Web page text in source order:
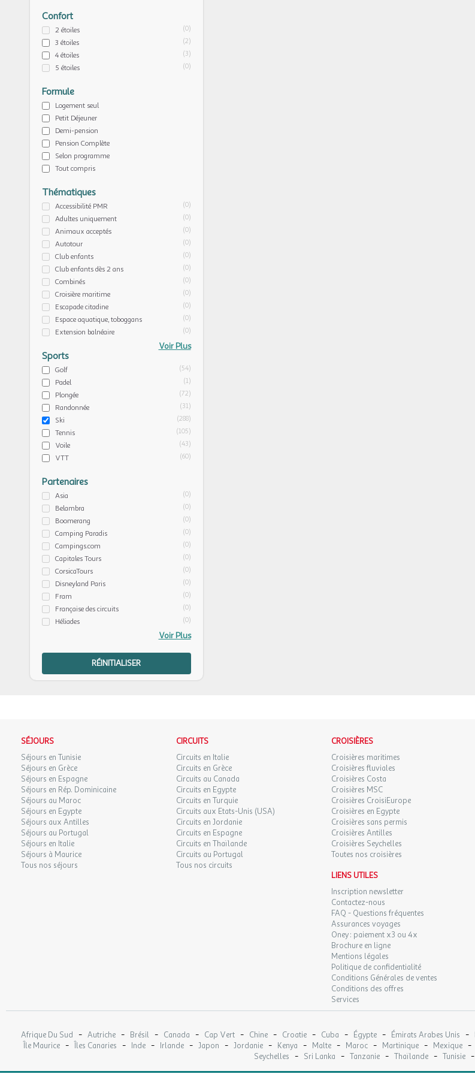
Confort
2 étoiles (0)
3 étoiles (2)
4 étoiles (3)
5 étoiles (0)
Formule
Logement seul
Petit Déjeuner
Demi-pension
Pension Complète
Selon programme
Tout compris
Thématiques
Accessibilité PMR (0)
Adultes uniquement (0)
Animaux acceptés (0)
Autotour (0)
Club enfants (0)
Club enfants dès 2 ans (0)
Combinés (0)
Croisière maritime (0)
Escapade citadine (0)
Espace aquatique, toboggans (0)
Extension balnéaire (0)
Voir Plus
Sports
Golf (54)
Padel (1)
Plongée (72)
Randonnée (31)
Ski (288)
Tennis (105)
Voile (43)
VTT (60)
Partenaires
Asia (0)
Belambra (0)
Boomerang (0)
Camping Paradis (0)
Campings.com (0)
Capitales Tours (0)
CorsicaTours (0)
Disneyland Paris (0)
Fram (0)
Française des circuits (0)
Héliades (0)
Voir Plus
RÉINITIALISER
SÉJOURS
Séjours en Tunisie
Séjours en Grèce
Séjours en Espagne
Séjours en Rép. Dominicaine
Séjours au Maroc
Séjours en Egypte
Séjours aux Antilles
Séjours au Portugal
Séjours en Italie
Séjours à Maurice
Tous nos séjours
CIRCUITS
Circuits en Italie
Circuits en Grèce
Circuits au Canada
Circuits en Egypte
Circuits en Turquie
Circuits aux Etats-Unis (USA)
Circuits en Jordanie
Circuits en Espagne
Circuits en Thaïlande
Circuits au Portugal
Tous nos circuits
CROISIÈRES
Croisières maritimes
Croisières fluviales
Croisières Costa
Croisières MSC
Croisières CroisiEurope
Croisières en Egypte
Croisières sans permis
Croisières Antilles
Croisières Seychelles
Toutes nos croisières
LIENS UTILES
Inscription newsletter
Contactez-nous
FAQ - Questions fréquentes
Assurances voyages
Oney : paiement x3 ou 4x
Brochure en ligne
Mentions légales
Politique de confidentialité
Conditions Générales de ventes
Conditions des offres
Services
Afrique Du Sud - Autriche - Brésil - Canada - Cap Vert - Chine - Croatie - Cuba - Égypte - Émirats Arabes Unis -
Île Maurice - Îles Canaries - Inde - Irlande - Japon - Jordanie - Kenya - Malte - Maroc - Martinique - Mexique -
Seychelles - Sri Lanka - Tanzanie - Thaïlande - Tunisie -